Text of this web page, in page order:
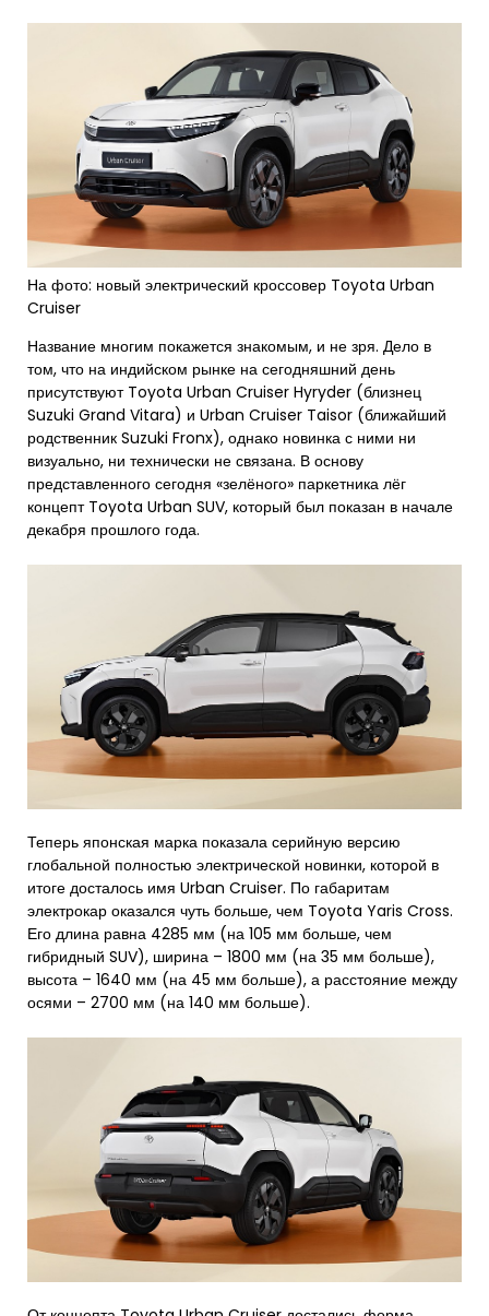
На фото: новый электрический кроссовер Toyota Urban
Cruiser
Название многим покажется знакомым, и не зря. Дело в
том, что на индийском рынке на сегодняшний день
присутствуют Toyota Urban Cruiser Hyryder (близнец
Suzuki Grand Vitara) и Urban Cruiser Taisor (ближайший
родственник Suzuki Fronx), однако новинка с ними ни
визуально, ни технически не связана. В основу
представленного сегодня «зелёного» паркетника лёг
концепт Toyota Urban SUV, который был показан в начале
декабря прошлого года.
Теперь японская марка показала серийную версию
глобальной полностью электрической новинки, которой в
итоге досталось имя Urban Cruiser. По габаритам
электрокар оказался чуть больше, чем Toyota Yaris Cross.
Его длина равна 4285 мм (на 105 мм больше, чем
гибридный SUV), ширина – 1800 мм (на 35 мм больше),
высота – 1640 мм (на 45 мм больше), а расстояние между
осями – 2700 мм (на 140 мм больше).